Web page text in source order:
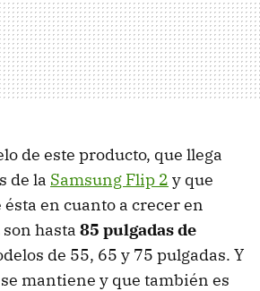
de este producto, que llega
de la Samsung Flip 2 y que
ésta en cuanto a crecer en
hasta 85 pulgadas de
de 55, 65 y 75 pulgadas. Y
mantiene y que también es